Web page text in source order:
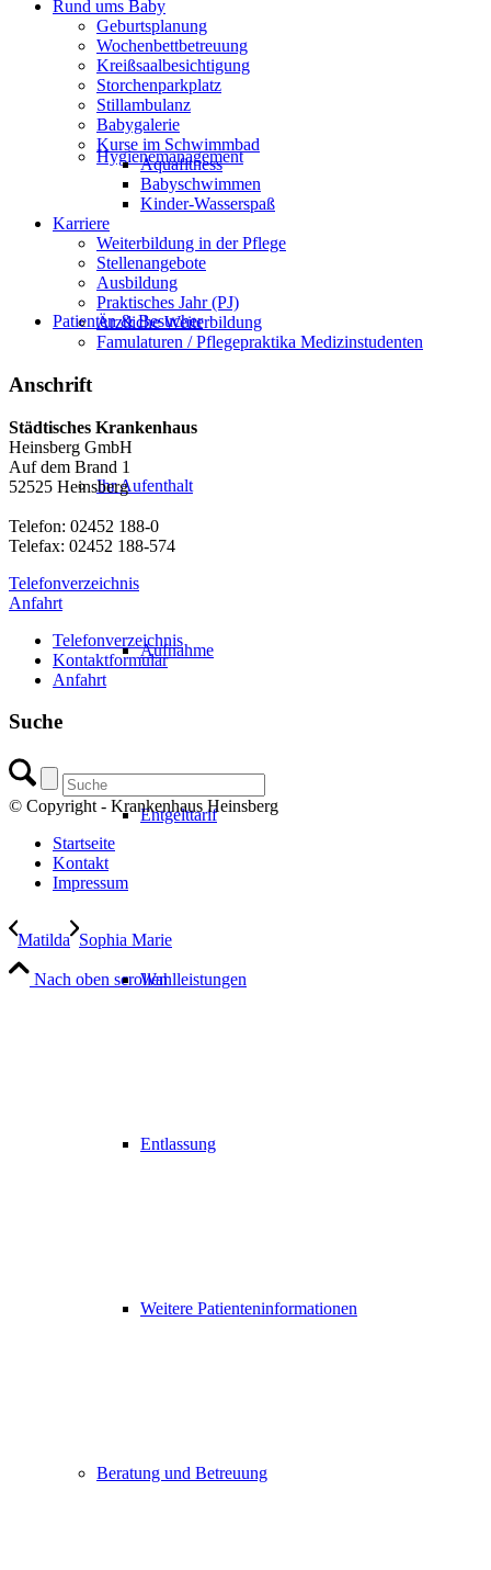
Hygienemanagement
Patienten & Besucher
Ihr Aufenthalt
Aufnahme
Entgelttarif
Wahlleistungen
Entlassung
Weitere Patienteninformationen
Beratung und Betreuung
Rund ums Baby
Geburtsplanung
Wochenbettbetreuung
Kreißsaalbesichtigung
Storchenparkplatz
Stillambulanz
Babygalerie
Kurse im Schwimmbad
Aquafitness
Babyschwimmen
Kinder-Wasserspaß
Karriere
Weiterbildung in der Pflege
Stellenangebote
Ausbildung
Praktisches Jahr (PJ)
Ärztliche Weiterbildung
Famulaturen / Pflegepraktika Medizinstudenten
Anschrift
Städtisches Krankenhaus
Heinsberg GmbH
Auf dem Brand 1
52525 Heinsberg
Telefon: 02452 188-0
Telefax: 02452 188-574
Telefonverzeichnis
Anfahrt
Telefonverzeichnis
Kontaktformular
Anfahrt
Suche
© Copyright - Krankenhaus Heinsberg
Startseite
Kontakt
Impressum
Matilda Sophia Marie
Nach oben scrollen